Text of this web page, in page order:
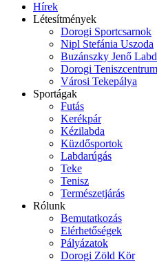
Hírek
Létesítmények
Dorogi Sportcsarnok
Nipl Stefánia Uszoda
Buzánszky Jenő
Dorogi Teniszcentrum
Városi Tekepálya
Sportágak
Futás
Kerékpár
Kézilabda
Küzdősportok
Labdarúgás
Teke
Tenisz
Természetjárás
Rólunk
Bemutatkozás
Elérhetőségek
Pályázatok
Dorogi Zöld Kör